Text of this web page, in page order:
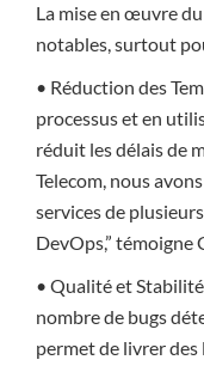
La mise en œuvre
notables, surtout
• Réduction des
processus et en
réduit les délais de
Telecom, nous
services de
DevOps,” témoigne
• Qualité et
nombre de bugs
permet de livrer